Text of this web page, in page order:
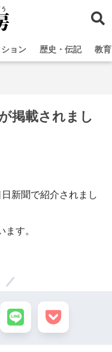
ョン 歴史・伝記 教
掲載されまし
新聞で紹介されまし
す。